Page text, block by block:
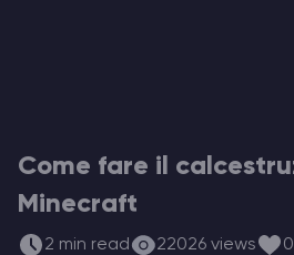
Come fare il
Minecraft
2 min read 22026 views